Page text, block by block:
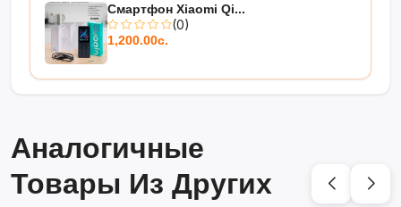
Смартфон Xiaomi Qi...
(0)
1,200.00с.
Аналогичные
Товары Из Других